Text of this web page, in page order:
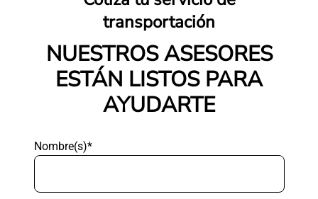
transportación
NUESTROS ASESORES
ESTÁN LISTOS PARA
AYUDARTE
Nombre(s)*